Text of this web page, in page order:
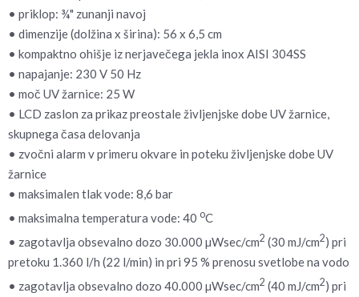
• priklop: ¾" zunanji navoj
• dimenzije (dolžina x širina): 56 x 6,5 cm
• kompaktno ohišje iz nerjavečega jekla inox AISI 304SS
• napajanje: 230 V 50 Hz
• moč UV žarnice: 25 W
• LCD zaslon za prikaz preostale življenjske dobe UV žarnice,
skupnega časa delovanja
• zvočni alarm v primeru okvare in poteku življenjske dobe UV
žarnice
• maksimalen tlak vode: 8,6 bar
• maksimalna temperatura vode: 40 oC
• zagotavlja obsevalno dozo 30.000 µWsec/cm2 (30 mJ/cm2) pri
pretoku 1.360 l/h (22 l/min) in pri 95 % prenosu svetlobe na vodo
• zagotavlja obsevalno dozo 40.000 µWsec/cm2 (40 mJ/cm2) pri